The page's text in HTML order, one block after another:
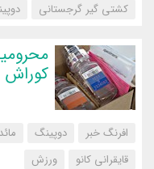
کشتی گیر گرجستانی
کوراش
افرنگ خبر دوپینگ
قایقرانی کانو
‌ورزش